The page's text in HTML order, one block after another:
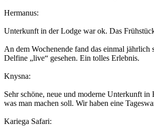
Hermanus:
Unterkunft in der Lodge war ok. Das
An dem Wochenende fand das einmal
Delfine „live“ gesehen. Ein tolles Erlebnis.
Knysna:
Sehr schöne, neue und moderne Unterkunft
was man machen soll. Wir haben eine
Kariega Safari: